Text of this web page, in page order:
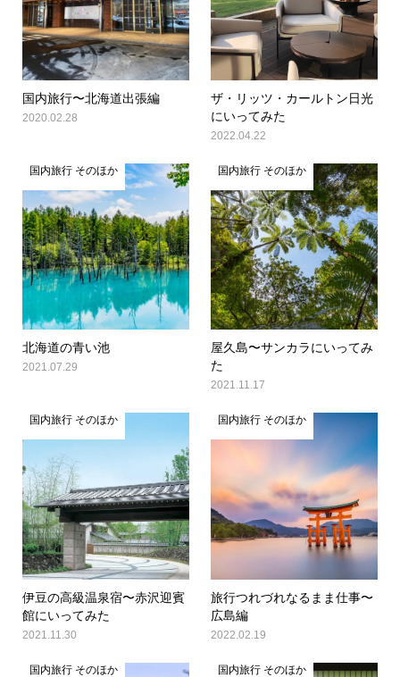
国内旅行〜北海道出張編
2020.02.28
ザ・リッツ・カールトン日光
にいってみた
2022.04.22
国内旅行 そのほか
北海道の青い池
2021.07.29
国内旅行 そのほか
屋久島〜サンカラにいってみ
た
2021.11.17
国内旅行 そのほか
伊豆の高級温泉宿〜赤沢迎賓
館にいってみた
2021.11.30
国内旅行 そのほか
旅行つれづれなるまま仕事〜
広島編
2022.02.19
国内旅行 そのほか 国内旅行 そのほか